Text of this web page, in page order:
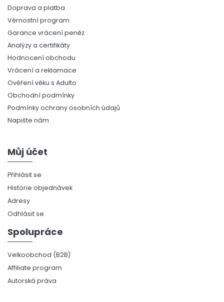
Doprava a platba
Věrnostní program
Garance vrácení peněz
Analýzy a certifikáty
Hodnocení obchodu
Vrácení a reklamace
Ověření věku s Adulto
Obchodní podmínky
Podmínky ochrany osobních údajů
Napište nám
Můj účet
Přihlásit se
Historie objednávek
Adresy
Odhlásit se
Spolupráce
Velkoobchod (B2B)
Affiliate program
Autorská práva